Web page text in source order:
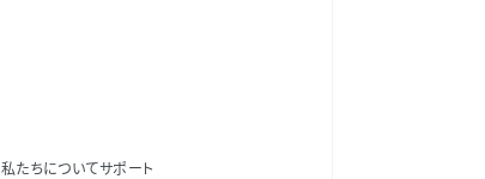
私たちについてサポート